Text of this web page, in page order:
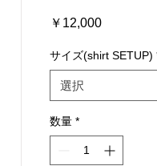
￥12,000価
サイズ(shirt SETUP)
選択
数量 *